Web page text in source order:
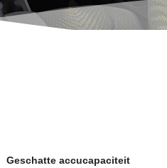
Geschatte accucapaciteit